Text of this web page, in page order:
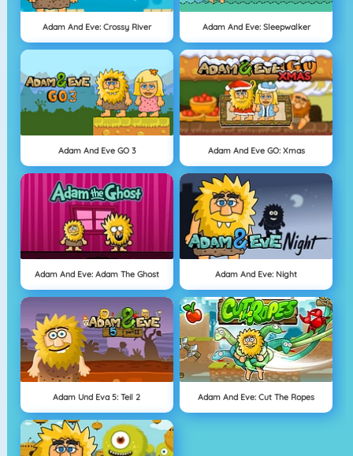
Adam And Eve: Crossy River Adam And Eve: Sleepwalker
Adam And Eve GO 3 Adam And Eve GO: Xmas
Adam And Eve: Adam The Ghost Adam And Eve: Night
Adam Und Eva 5: Teil 2 Adam And Eve: Cut The Ropes